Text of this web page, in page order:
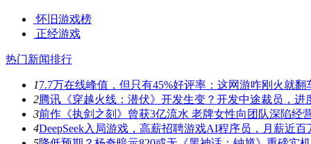
怀旧游戏榜
正经游戏
热门新闻排行
17.7万在线峰值，但只有45%好评率：这网游咋刚火就翻
2腾讯《穿越火线：潜伏》开发生变？开发中途裁员，进
3前作《执剑之刻》曾获3亿流水 老牌女性向团队深陷经
4DeepSeek入局游戏，高薪招聘游戏AI程序员，月薪近百